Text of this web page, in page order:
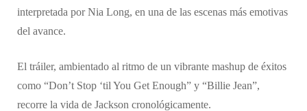
interpretada por Nia Long, en una de las escenas más emotivas
del avance.
​El tráiler, ambientado al ritmo de un vibrante mashup de éxitos
como “Don’t Stop ‘til You Get Enough” y “Billie Jean”,
recorre la vida de Jackson cronológicamente.